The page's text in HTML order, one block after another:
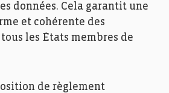
données. Cela garantit une
et cohérente des
les États membres de
de règlement